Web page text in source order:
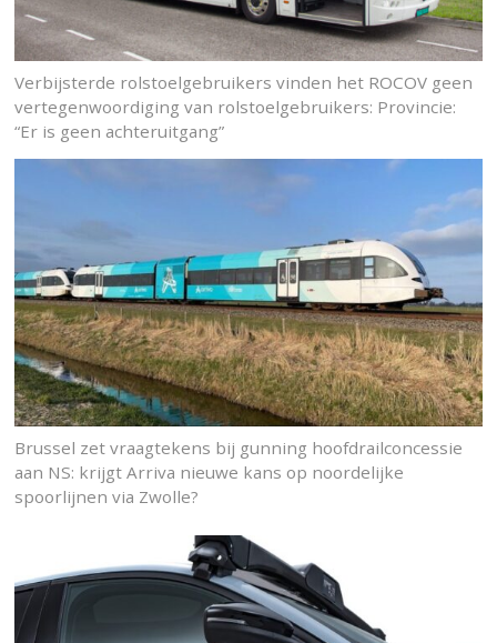
Verbijsterde rolstoelgebruikers vinden het ROCOV geen
vertegenwoordiging van rolstoelgebruikers: Provincie:
“Er is geen achteruitgang”
Brussel zet vraagtekens bij gunning hoofdrailconcessie
aan NS: krijgt Arriva nieuwe kans op noordelijke
spoorlijnen via Zwolle?